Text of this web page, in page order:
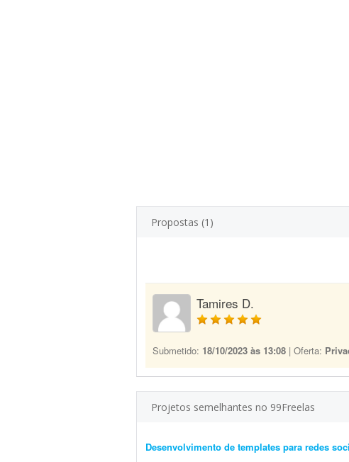
Propostas (1)
Tamires D.
Submetido: 18/10/2023 às 13:08 | Oferta:
Projetos semelhantes no 99Freelas
Desenvolvimento de templates para redes